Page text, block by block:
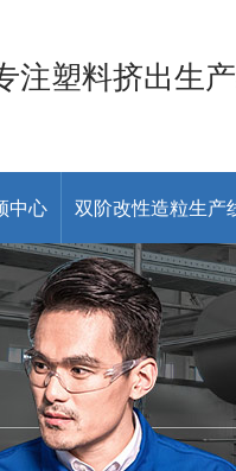
注塑料挤出生
中心 双阶改性造粒生产